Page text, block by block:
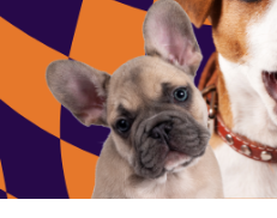
Garrafa Térmica Imagine Ink
R$ 84,90
3x de R$ 28,30sem juros
UNICO